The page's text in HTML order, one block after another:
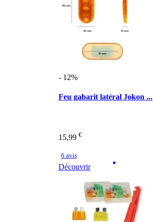
- 12%
Feu gabarit latéral Jokon ...
15,99 €
6 avis
Découvrir